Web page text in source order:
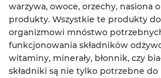
warzywa, owoce, orzechy, nasiona
produkty. Wszystkie te produkty
organizmowi mnóstwo
funkcjonowania składników
witaminy, minerały, błonnik, czy
składniki są nie tylko potrzebne